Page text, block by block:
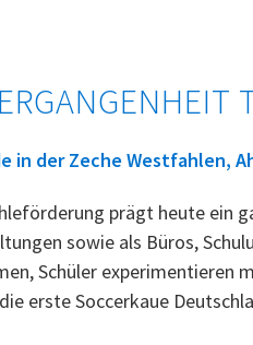
in der Zeche Westfahlen,
prägt heute ein
sowie als Büros,
Schüler
erste Soccerkaue